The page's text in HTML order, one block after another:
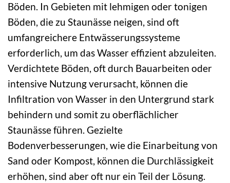
Böden. In Gebieten mit lehmigen oder tonigen
Böden, die zu Staunässe neigen, sind oft
umfangreichere Entwässerungssysteme
erforderlich, um das Wasser effizient abzuleiten.
Verdichtete Böden, oft durch Bauarbeiten oder
intensive Nutzung verursacht, können die
Infiltration von Wasser in den Untergrund stark
behindern und somit zu oberflächlicher
Staunässe führen. Gezielte
Bodenverbesserungen, wie die Einarbeitung von
Sand oder Kompost, können die Durchlässigkeit
erhöhen, sind aber oft nur ein Teil der Lösung.